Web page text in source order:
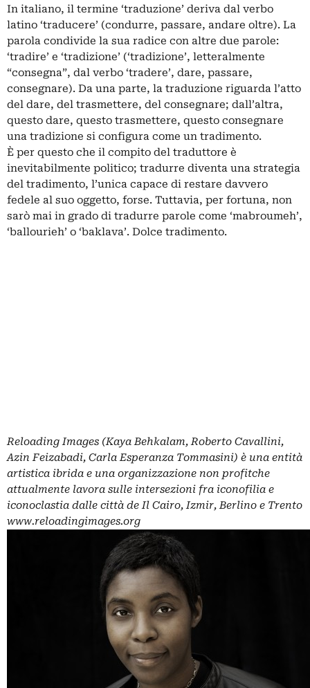
In italiano, il termine ‘traduzione’ deriva dal verbo
latino ‘traducere’ (condurre, passare, andare oltre). La
parola condivide la sua radice con altre due parole:
‘tradire’ e ‘tradizione’ (‘tradizione’, letteralmente
“consegna”, dal verbo ‘tradere’, dare, passare,
consegnare). Da una parte, la traduzione riguarda l’atto
del dare, del trasmettere, del consegnare; dall’altra,
questo dare, questo trasmettere, questo consegnare
una tradizione si configura come un tradimento.
È per questo che il compito del traduttore è
inevitabilmente politico; tradurre diventa una strategia
del tradimento, l’unica capace di restare davvero
fedele al suo oggetto, forse. Tuttavia, per fortuna, non
sarò mai in grado di tradurre parole come ‘mabroumeh’,
‘ballourieh’ o ‘baklava’. Dolce tradimento.
Reloading Images (Kaya Behkalam, Roberto Cavallini,
Azin Feizabadi, Carla Esperanza Tommasini) è una entità
artistica ibrida e una organizzazione non profitche
attualmente lavora sulle intersezioni fra iconofilia e
iconoclastia dalle città de Il Cairo, Izmir, Berlino e Trento
www.reloadingimages.org